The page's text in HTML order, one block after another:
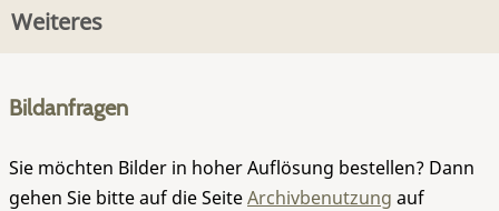
Weiteres
Bildanfragen
Sie möchten Bilder in hoher Auflösung bestellen? Dann
gehen Sie bitte auf die SeiteArchivbenutzung auf